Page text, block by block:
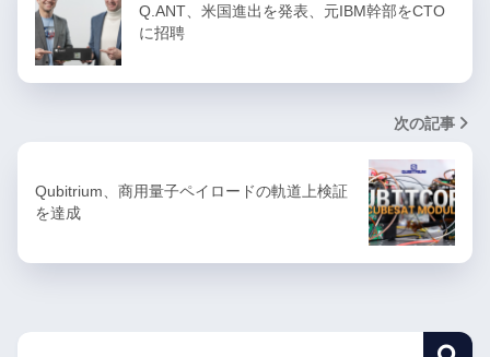
Q.ANT、米国進出を発表、元IBM幹部をCTO
に招聘
次の記事
Qubitrium、商用量子ペイロードの軌道上検証
を達成